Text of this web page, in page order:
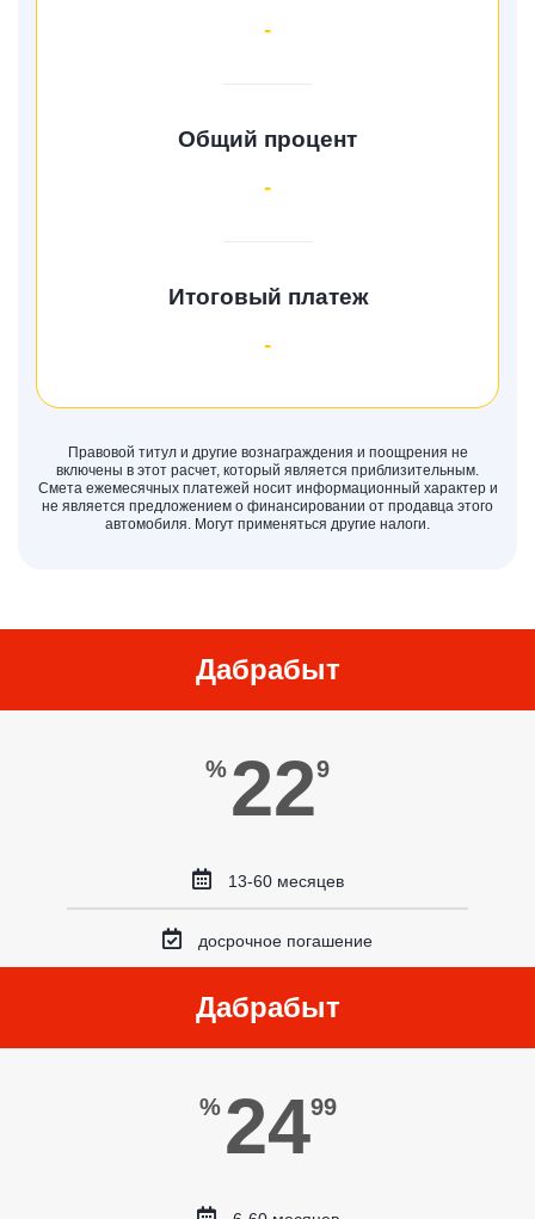
-
Общий процент
-
Итоговый платеж
-
Правовой титул и другие вознаграждения и поощрения не
включены в этот расчет, который является приблизительным.
Смета ежемесячных платежей носит информационный характер и
не является предложением о финансировании от продавца этого
автомобиля. Могут применяться другие налоги.
Дабрабыт
% 229
13-60 месяцев
досрочное погашение
Дабрабыт
% 2499